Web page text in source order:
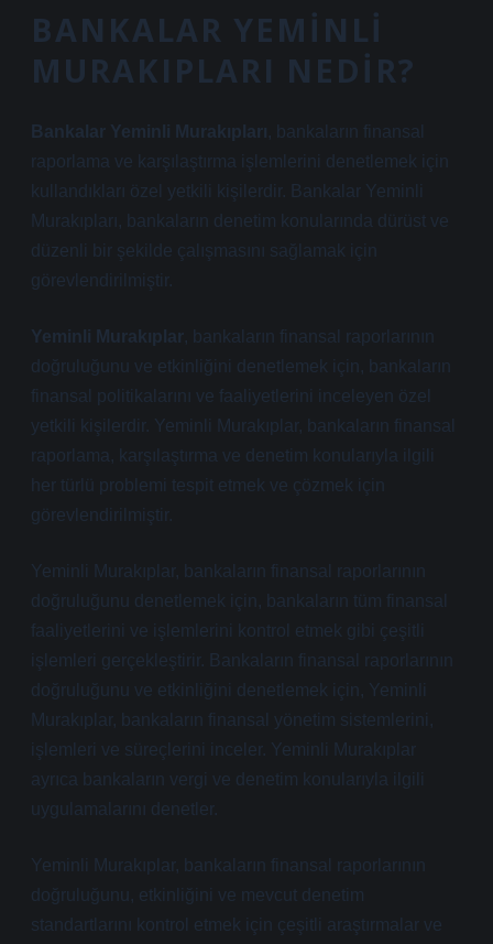
BANKALAR YEMINLI
MURAKIPLARI NEDIR?
Bankalar Yeminli Murakıpları, bankaların finansal
raporlama ve karşılaştırma işlemlerini denetlemek için
kullandıkları özel yetkili kişilerdir. Bankalar Yeminli
Murakıpları, bankaların denetim konularında dürüst ve
düzenli bir şekilde çalışmasını sağlamak için
görevlendirilmiştir.
Yeminli Murakıplar, bankaların finansal raporlarının
doğruluğunu ve etkinliğini denetlemek için, bankaların
finansal politikalarını ve faaliyetlerini inceleyen özel
yetkili kişilerdir. Yeminli Murakıplar, bankaların finansal
raporlama, karşılaştırma ve denetim konularıyla ilgili
her türlü problemi tespit etmek ve çözmek için
görevlendirilmiştir.
Yeminli Murakıplar, bankaların finansal raporlarının
doğruluğunu denetlemek için, bankaların tüm finansal
faaliyetlerini ve işlemlerini kontrol etmek gibi çeşitli
işlemleri gerçekleştirir. Bankaların finansal raporlarının
doğruluğunu ve etkinliğini denetlemek için, Yeminli
Murakıplar, bankaların finansal yönetim sistemlerini,
işlemleri ve süreçlerini inceler. Yeminli Murakıplar
ayrıca bankaların vergi ve denetim konularıyla ilgili
uygulamalarını denetler.
Yeminli Murakıplar, bankaların finansal raporlarının
doğruluğunu, etkinliğini ve mevcut denetim
standartlarını kontrol etmek için çeşitli araştırmalar ve